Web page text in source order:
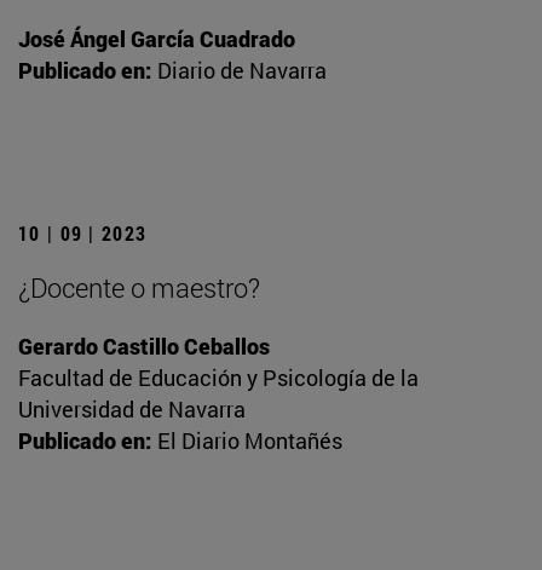
José Ángel García Cuadrado
Publicado en: Diario de Navarra
10 | 09 | 2023
¿Docente o maestro?
Gerardo Castillo Ceballos
Facultad de Educación y Psicología de la
Universidad de Navarra
Publicado en: El Diario Montañés